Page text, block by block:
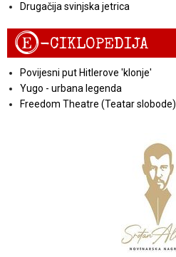
Drugačija svinjska jetrica
E-CIKLOPEDIJA
Povijesni put Hitlerove 'klonje'
Yugo - urbana legenda
Freedom Theatre (Teatar slobode)